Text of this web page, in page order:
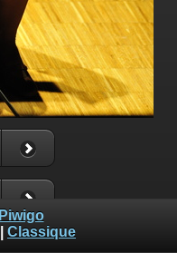
Piwigo
Classique